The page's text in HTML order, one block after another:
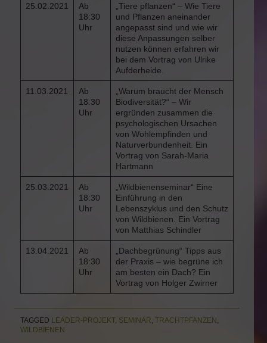
25.02.2021
Ab
18:30
Uhr
„Tiere pflanzen“ – Wie Tiere
und Pflanzen aneinander
angepasst sind und wie wir
diese Anpassungen selber
nutzen können erfahren wir
bei dem Vortrag von Ulrike
Aufderheide.
11.03.2021
Ab
18:30
Uhr
„Warum braucht der Mensch
Biodiversität?“ – Wir
ergründen zusammen die
psychologischen Ursachen
von Wohlempfinden und
Naturverbundenheit. Ein
Vortrag von Sarah-Maria
Hartmann
25.03.2021
Ab
18:30
Uhr
„Wildbienenseminar“ Eine
Einführung in den
Lebenszyklus und den Schutz
von Wildbienen. Ein Vortrag
von Matthias Schindler
13.04.2021
Ab
18:30
Uhr
„Dachbegrünung“ Tipps aus
der Praxis – wie begrüne ich
am besten ein Dach? Ein
Vortrag von Holger Zwirner
TAGGED LEADER-PROJEKT, SEMINAR, TRACHTPFANZEN,
WILDBIENEN